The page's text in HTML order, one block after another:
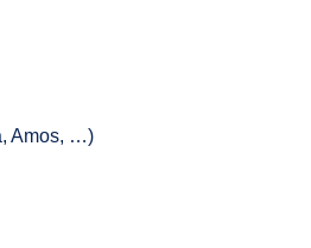
Amos, …)